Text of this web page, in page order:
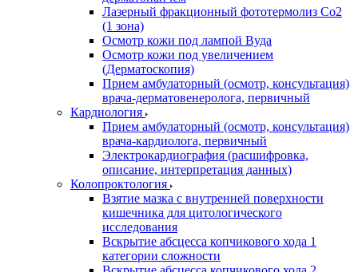
Лазерный фракционный фототермолиз Со2
(1 зона)
Осмотр кожи под лампой Вуда
Осмотр кожи под увеличением
(Дерматоскопия)
Прием амбулаторный (осмотр, консультация)
врача-дерматовенеролога, первичный
Кардиология
Прием амбулаторный (осмотр, консультация)
врача-кардиолога, первичный
Электрокардиография (расшифровка,
описание, интерпретация данных)
Колопроктология
Взятие мазка с внутренней поверхности
кишечника для цитологического
исследования
Вскрытие абсцесса копчикового хода 1
категории сложности